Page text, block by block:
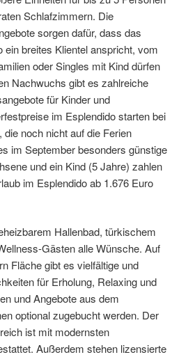
Schlafzimmern. Die
sorgen dafür, dass das
ein breites Klientel anspricht, vom
oder Singles mit Kind dürfen
Nachwuchs gibt es zahlreiche
für Kinder und
im Esplendido starten bei
die noch nicht auf die Ferien
im September besonders günstige
und ein Kind (5 Jahre) zahlen
im Esplendido ab 1.676 Euro
Hallenbad, türkischem
Gästen alle Wünsche. Auf
Fläche gibt es vielfältige und
für Erholung, Relaxing und
und Angebote aus dem
optional zugebucht werden. Der
ist mit modernsten
Außerdem stehen lizensierte